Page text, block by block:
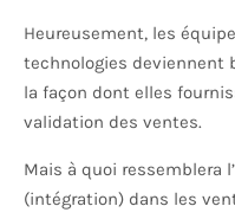
Heureusement, les
technologies deviennent
la façon dont elles
validation des ventes.
Mais à quoi ressemblera
(intégration) dans les